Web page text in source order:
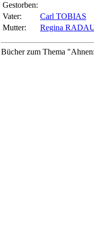
Gestorben:
Vater:
Carl TOBIAS
Mutter:
Regina
Bücher zum Thema